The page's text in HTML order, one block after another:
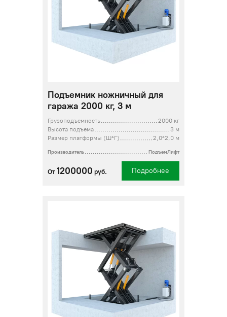
Подъемник ножничный для
гаража 2000 кг, 3 м
Грузоподъемность
2000 кг
Высота подъема
3 м
Размер платформы (Ш*Г)
2,0*2,0 м
Производитель ПодъемЛифт
От 1200000 руб. Подробнее